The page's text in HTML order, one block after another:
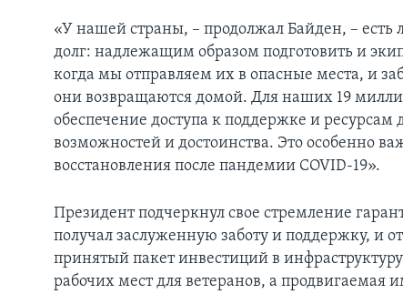
«У нашей страны, – продолжал Байден, –
долг: надлежащим образом подготовить и
когда мы отправляем их в опасные места, и
они возвращаются домой. Для наших 19
обеспечение доступа к поддержке и ресурсам
возможностей и достоинства. Это особенно
восстановления после пандемии COVID-19».
Президент подчеркнул свое стремление
получал заслуженную заботу и поддержку, и
принятый пакет инвестиций в
рабочих мест для ветеранов, а продвигаемая